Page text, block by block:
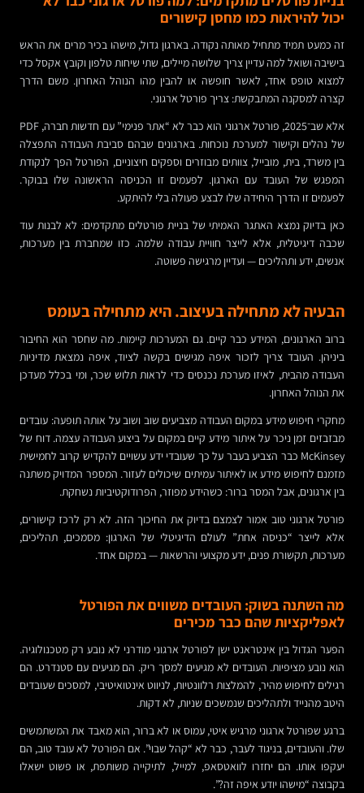
יכול להיראות כמו מחסן קישורים
זה כמעט תמיד מתחיל מאותה נקודה. בארגון גדול, מישהו בכיר מרים את הראש
בישיבה ושואל למה עדיין צריך שלושה מיילים, שתי שיחות טלפון וקובץ אקסל כדי
למצוא טופס אחד, לאשר חופשה או להבין מהו הנוהל האחרון. משם הדרך
קצרה למסקנה המתבקשת: צריך פורטל ארגוני.
אלא שב־2025, פורטל ארגוני הוא כבר לא “אתר פנימי” עם חדשות חברה, PDF
של נהלים וקישור למערכת נוכחות. בארגונים שבהם סביבת העבודה התפצלה
בין משרד, בית, מובייל, צוותים מבוזרים וספקים חיצוניים, הפורטל הפך לנקודת
המפגש של העובד עם הארגון. לפעמים זו הכניסה הראשונה שלו בבוקר.
לפעמים זו הדרך היחידה שלו לבצע פעולה בלי להיתקע.
כאן בדיוק נמצא האתגר האמיתי של בניית פורטלים מתקדמים: לא לבנות עוד
שכבה דיגיטלית, אלא לייצר חוויית עבודה שלמה. כזו שמחברת בין מערכות,
אנשים, ידע ותהליכים — ועדיין מרגישה פשוטה.
הבעיה לא מתחילה בעיצוב. היא מתחילה בעומס
ברוב הארגונים, המידע כבר קיים. גם המערכות קיימות. מה שחסר הוא החיבור
ביניהן. העובד צריך לזכור איפה מגישים בקשה לציוד, איפה נמצאת מדיניות
העבודה מהבית, לאיזו מערכת נכנסים כדי לראות תלוש שכר, ומי בכלל מעדכן
את הנוהל האחרון.
מחקרי חיפוש מידע במקום העבודה מצביעים שוב ושוב על אותה תופעה: עובדים
מבזבזים זמן ניכר על איתור מידע קיים במקום על ביצוע העבודה עצמה. דוח של
McKinsey כבר הצביע בעבר על כך שעובדי ידע עשויים להקדיש קרוב לחמישית
מזמנם לחיפוש מידע או לאיתור עמיתים שיכולים לעזור. המספר המדויק משתנה
בין ארגונים, אבל המסר ברור: כשהידע מפוזר, הפרודוקטיביות נשחקת.
פורטל ארגוני טוב אמור לצמצם בדיוק את החיכוך הזה. לא רק לרכז קישורים,
אלא לייצר “כניסה אחת” לעולם הדיגיטלי של הארגון: מסמכים, תהליכים,
מערכות, תקשורת פנים, ידע מקצועי והרשאות — במקום אחד.
מה השתנה בשוק: העובדים משווים את הפורטל
לאפליקציות שהם כבר מכירים
הפער הגדול בין אינטראנט ישן לפורטל ארגוני מודרני לא נובע רק מטכנולוגיה.
הוא נובע מציפיות. העובדים לא מגיעים למסך ריק. הם מגיעים עם סטנדרט. הם
רגילים לחיפוש מהיר, להמלצות רלוונטיות, לניווט אינטואיטיבי, למסכים שעובדים
היטב מהנייד ולתהליכים שנמשכים שניות, לא דקות.
ברגע שפורטל ארגוני מרגיש איטי, עמוס או לא ברור, הוא מאבד את המשתמשים
שלו. והעובדים, בניגוד לעבר, כבר לא “קהל שבוי”. אם הפורטל לא עובד טוב, הם
יעקפו אותו. הם יחזרו לוואטסאפ, למייל, לתיקייה משותפת, או פשוט ישאלו
בקבוצה “מישהו יודע איפה זה?”.